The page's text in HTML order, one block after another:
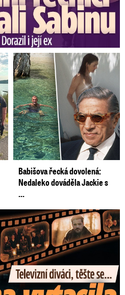
Babišova řecká dovolená:
Nedaleko dováděla Jackie s
...
Další Zrádci a žhavé novinky